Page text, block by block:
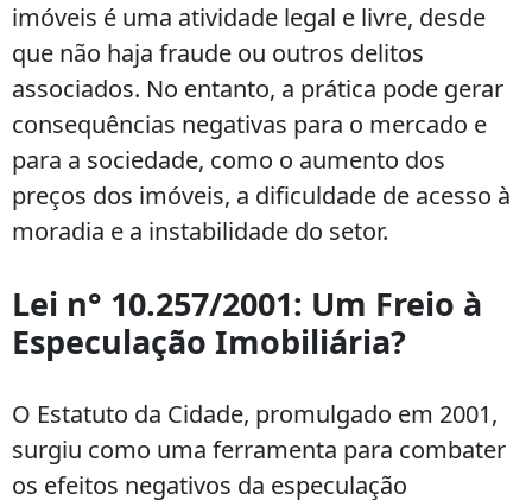
imóveis é uma atividade legal e livre, desde
que não haja fraude ou outros delitos
associados. No entanto, a prática pode gerar
consequências negativas para o mercado e
para a sociedade, como o aumento dos
preços dos imóveis, a dificuldade de acesso à
moradia e a instabilidade do setor.
Lei n° 10.257/2001: Um Freio à
Especulação Imobiliária?
O Estatuto da Cidade, promulgado em 2001,
surgiu como uma ferramenta para combater
os efeitos negativos da especulação